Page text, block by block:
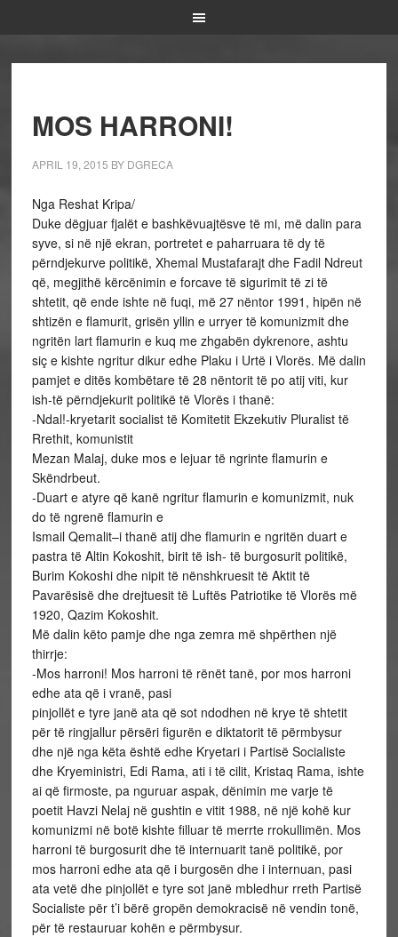
MOS HARRONI!
APRIL 19, 2015 BY DGRECA
Nga Reshat Kripa/
Duke dëgjuar fjalët e bashkëvuajtësve të mi, më dalin para
syve, si në një ekran, portretet e paharruara të dy të
përndjekurve politikë, Xhemal Mustafarajt dhe Fadil Ndreut
që, megjithë kërcënimin e forcave të sigurimit të zi të
shtetit, që ende ishte në fuqi, më 27 nëntor 1991, hipën në
shtizën e flamurit, grisën yllin e urryer të komunizmit dhe
ngritën lart flamurin e kuq me zhgabën dykrenore, ashtu
siç e kishte ngritur dikur edhe Plaku i Urtë i Vlorës. Më dalin
pamjet e ditës kombëtare të 28 nëntorit të po atij viti, kur
ish-të përndjekurit politikë të Vlorës i thanë:
-Ndal!-kryetarit socialist të Komitetit Ekzekutiv Pluralist të
Rrethit, komunistit
Mezan Malaj, duke mos e lejuar të ngrinte flamurin e
Skëndrbeut.
-Duart e atyre që kanë ngritur flamurin e komunizmit, nuk
do të ngrenë flamurin e
Ismail Qemalit–i thanë atij dhe flamurin e ngritën duart e
pastra të Altin Kokoshit, birit të ish- të burgosurit politikë,
Burim Kokoshi dhe nipit të nënshkruesit të Aktit të
Pavarësisë dhe drejtuesit të Luftës Patriotike të Vlorës më
1920, Qazim Kokoshit.
Më dalin këto pamje dhe nga zemra më shpërthen një
thirrje:
-Mos harroni! Mos harroni të rënët tanë, por mos harroni
edhe ata që i vranë, pasi
pinjollët e tyre janë ata që sot ndodhen në krye të shtetit
për të ringjallur përsëri figurën e diktatorit të përmbysur
dhe një nga këta është edhe Kryetari i Partisë Socialiste
dhe Kryeministri, Edi Rama, ati i të cilit, Kristaq Rama, ishte
ai që firmoste, pa nguruar aspak, dënimin me varje të
poetit Havzi Nelaj në gushtin e vitit 1988, në një kohë kur
komunizmi në botë kishte filluar të merrte rrokullimën. Mos
harroni të burgosurit dhe të internuarit tanë politikë, por
mos harroni edhe ata që i burgosën dhe i internuan, pasi
ata vetë dhe pinjollët e tyre sot janë mbledhur rreth Partisë
Socialiste për t’i bërë gropën demokracisë në vendin tonë,
për të restauruar kohën e përmbysur.